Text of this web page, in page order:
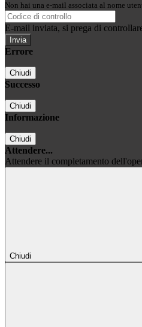
Non hai una e-mail associata al nome
E-mail inviata, si prega di
Errore
Chiudi
Successo
Chiudi
Informazione
Chiudi
Attendere...
Attendere il completamento
Chiudi